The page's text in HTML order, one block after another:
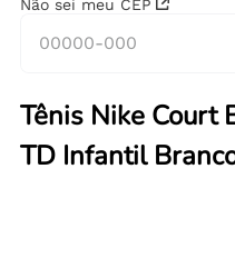
Não sei meu CEP
Tênis Nike Court
TD Infantil